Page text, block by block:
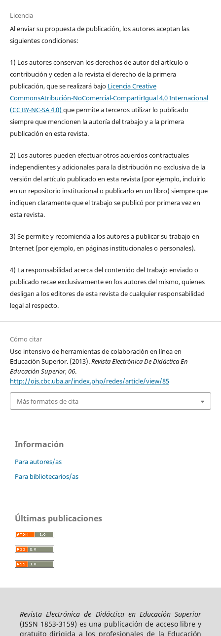
Licencia
Al enviar su propuesta de publicación, los autores aceptan las
siguientes condiciones:
1) Los autores conservan los derechos de autor del artículo o
contribución y ceden a la revista el derecho de la primera
publicación, que se realizará bajo Licencia Creative
CommonsAtribución-NoComercial-CompartirIgual 4.0 Internacional
(CC BY-NC-SA 4.0) que permite a terceros utilizar lo publicado
siempre que mencionen la autoría del trabajo y a la primera
publicación en esta revista.
2) Los autores pueden efectuar otros acuerdos contractuales
independientes y adicionales para la distribución no exclusiva de la
versión del artículo publicado en esta revista (por ejemplo, incluirlo
en un repositorio institucional o publicarlo en un libro) siempre que
indiquen claramente que el trabajo se publicó por primera vez en
esta revista.
3) Se permite y recomienda a los autores a publicar su trabajo en
Internet (por ejemplo, en páginas institucionales o personales).
4) La responsabilidad acerca del contenido del trabajo enviado o
publicado recae exclusivamente en los autores del mismo, quienes
desligan a los editores de esta revista de cualquier responsabilidad
legal al respecto.
Cómo citar
Uso intensivo de herramientas de colaboración en línea en
Educación Superior. (2013).Revista Electrónica De Didáctica En
Educación Superior,06.
http://ojs.cbc.uba.ar/index.php/redes/article/view/85
Más formatos de cita
Información
Para autores/as
Para bibliotecarios/as
Últimas publicaciones
Revista Electrónica de Didáctica en Educación Superior
(ISSN 1853-3159) es una publicación de acceso libre y
gratuito dirigida a los profesionales de la Educación